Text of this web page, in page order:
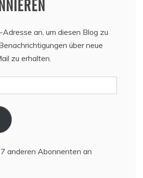
an, um diesen Blog zu
über neue
zu erhalten.
anderen Abonnenten an